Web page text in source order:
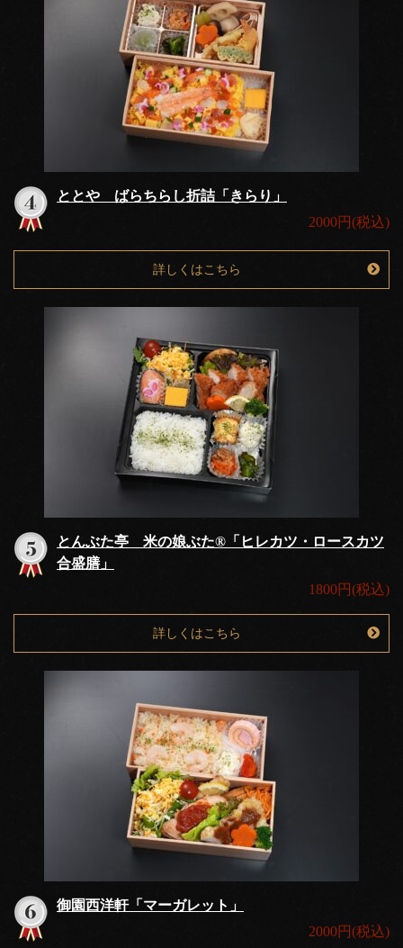
ととや ばらちらし折詰「きらり」
2000円(税込)
詳しくはこちら
とんぶた亭 米の娘ぶた®「ヒレカツ・ロースカツ
合盛膳」
1800円(税込)
詳しくはこちら
御園西洋軒「マーガレット」
2000円(税込)